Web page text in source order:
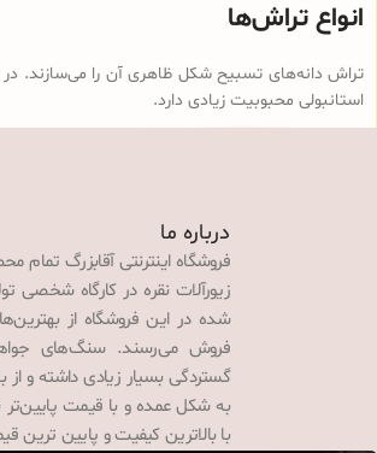
انواع تراش‌ها
تراش دانه‌های تسبیح شکل ظاهری آن را می‌سازند. در
استانبولی محبوبیت زیادی دارد.
درباره ما
فروشگاه اینترنتی آقابزرگ
زیورآلات نقره در کارگاه شخصی
شده در این فروشگاه از
فروش می‌رسند. سنگ‌های
گستردگی بسیار زیادی داشته و از
به شکل عمده و با قیمت
با بالاترین کیفیت و پایین